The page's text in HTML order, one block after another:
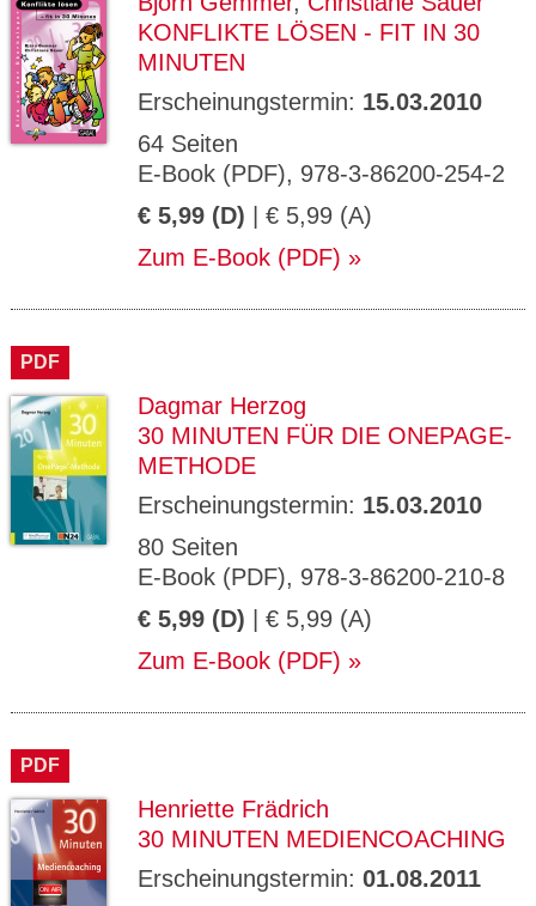
KONFLIKTE LÖSEN - FIT IN 30
MINUTEN
Erscheinungstermin: 15.03.2010
64 Seiten
E-Book (PDF), 978-3-86200-254-2
€ 5,99 (D) | € 5,99 (A)
Zum E-Book (PDF)
PDF
Dagmar Herzog
30 MINUTEN FÜR DIE ONEPAGE-
METHODE
Erscheinungstermin: 15.03.2010
80 Seiten
E-Book (PDF), 978-3-86200-210-8
€ 5,99 (D) | € 5,99 (A)
Zum E-Book (PDF)
PDF
Henriette Frädrich
30 MINUTEN MEDIENCOACHING
Erscheinungstermin: 01.08.2011